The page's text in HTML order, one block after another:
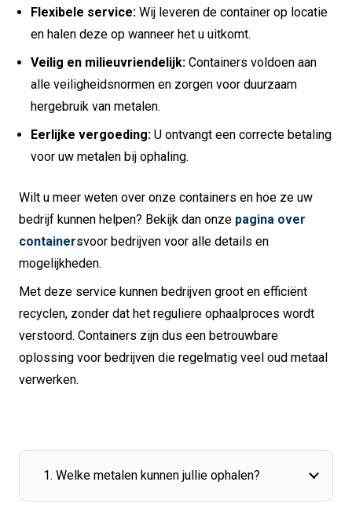
Flexibele service: Wij leveren de container op locatie
en halen deze op wanneer het u uitkomt.
Veilig en milieuvriendelijk: Containers voldoen aan
alle veiligheidsnormen en zorgen voor duurzaam
hergebruik van metalen.
Eerlijke vergoeding: U ontvangt een correcte betaling
voor uw metalen bij ophaling.
Wilt u meer weten over onze containers en hoe ze uw
bedrijf kunnen helpen? Bekijk dan onze pagina over
containersvoor bedrijven voor alle details en
mogelijkheden.
Met deze service kunnen bedrijven groot en efficiënt
recyclen, zonder dat het reguliere ophaalproces wordt
verstoord. Containers zijn dus een betrouwbare
oplossing voor bedrijven die regelmatig veel oud metaal
verwerken.
1. Welke metalen kunnen jullie ophalen?